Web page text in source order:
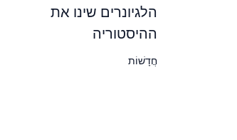
הלגיונרים שינו את
ההיסטוריה
חֲדָשׁוֹת